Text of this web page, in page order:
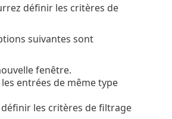
définir les critères de
suivantes sont
fenêtre.
entrées de même type
les critères de filtrage